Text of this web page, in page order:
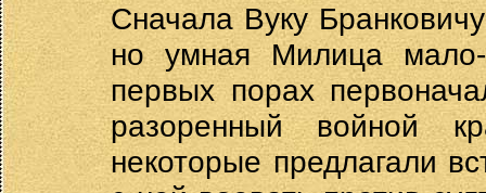
Сначала Вуку
но умная Милица
первых порах
разоренный войной
некоторые предлагали